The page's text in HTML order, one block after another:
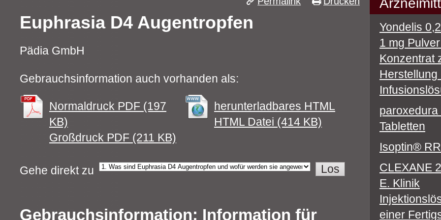
Euphrasia D4 Augentropfen
Pädia GmbH
Gebrauchsinformation auch vorhanden als:
Normaldruck PDF (197
KB)
Großdruck PDF (211 KB)
herunterladbares HTML
HTML Datei (414 KB)
Gehe direkt zu
Gebrauchsinformation: Information für
Yondelis
1 mg
Konzentrat
Herstellung
paroxedura
Tabletten
Isoptin® RR
CLEXANE
E. Klinik
einer